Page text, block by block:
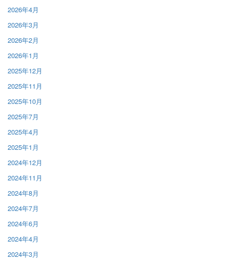
2026年4月
2026年3月
2026年2月
2026年1月
2025年12月
2025年11月
2025年10月
2025年7月
2025年4月
2025年1月
2024年12月
2024年11月
2024年8月
2024年7月
2024年6月
2024年4月
2024年3月